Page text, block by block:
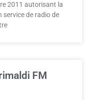
2011 autorisant la
service de radio de
FM